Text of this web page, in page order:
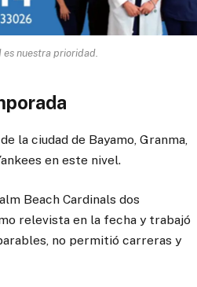
nuestra prioridad.
la ciudad de Bayamo, Granma,
en este nivel.
Beach Cardinals dos
relevista en la fecha y trabajó
no permitió carreras y